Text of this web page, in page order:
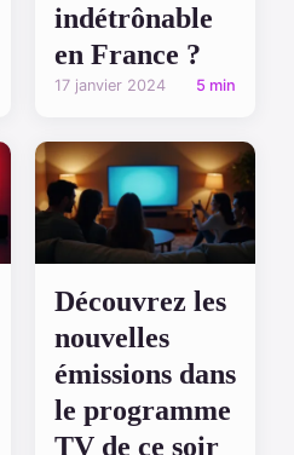
indétrônable
en France ?
17 janvier 2024 5 min
Découvrez les
nouvelles
émissions dans
le programme
TV de ce soir